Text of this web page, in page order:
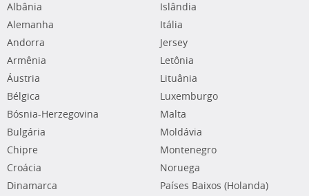
Albânia
Alemanha
Andorra
Armênia
Áustria
Bélgica
Bósnia-Herzegovina
Bulgária
Chipre
Croácia
Dinamarca
Islândia
Itália
Jersey
Letônia
Lituânia
Luxemburgo
Malta
Moldávia
Montenegro
Noruega
Países Baixos (Holanda)